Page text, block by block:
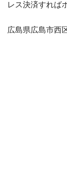
レス決済すれば
広島県広島市西